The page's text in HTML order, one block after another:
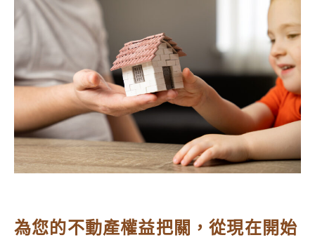
為您的不動產權益把關，從現在開始